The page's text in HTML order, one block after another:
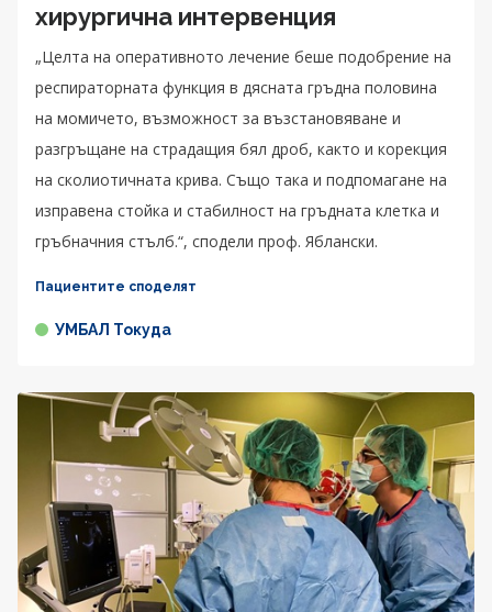
хирургична интервенция
„Целта на оперативното лечение беше подобрение на
респираторната функция в дясната гръдна половина
на момичето, възможност за възстановяване и
разгръщане на страдащия бял дроб, както и корекция
на сколиотичната крива. Също така и подпомагане на
изправена стойка и стабилност на гръдната клетка и
гръбначния стълб.“, сподели проф. Яблански.
Пациентите споделят
УМБАЛ Токуда